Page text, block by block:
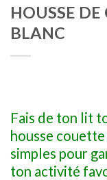
HOUSSE
BLANC
Fais de ton lit
housse
simples pour
ton activité